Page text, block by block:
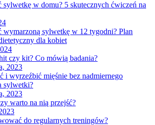
sylwetkę w domu? 5 skutecznych ćwiczeń na
wymarzoną sylwetkę w 12 tygodni? Plan
dla kobiet
czy kit? Co mówią badania?
2023
i wyrzeźbić mięśnie bez nadmiernego
sylwetki?
2023
warto na nią przejść?
do regularnych treningów?